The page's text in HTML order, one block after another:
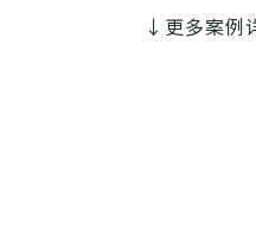
↓更多案例